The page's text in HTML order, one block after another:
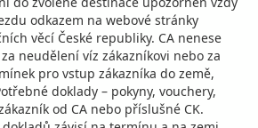
odkazem na webové stránky
věcí České republiky. CA nenese
neudělení víz zákazníkovi nebo za
pro vstup zákazníka do země,
doklady – pokyny, vouchery,
od CA nebo příslušné CK.